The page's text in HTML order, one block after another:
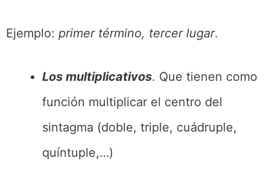
Ejemplo: primer término, tercer lugar.
Los multiplicativos. Que tienen como
función multiplicar el centro del
sintagma (doble, triple, cuádruple,
quíntuple,…)